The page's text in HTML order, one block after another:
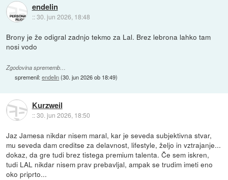
endelin
::30. jun 2026, 18:48
Brony je že odigral zadnjo tekmo za Lal. Brez lebrona lahko tam
nosi vodo
Zgodovina sprememb…
spremenil:endelin(30. jun 2026 ob 18:49)
Kurzweil
::30. jun 2026, 18:50
Jaz Jamesa nikdar nisem maral, kar je seveda subjektivna stvar,
mu seveda dam creditse za delavnost, lifestyle, željo in vztrajanje...
dokaz, da gre tudi brez tistega premium talenta. Če sem iskren,
tudi LAL nikdar nisem prav prebavljal, ampak se trudim imeti eno
oko priprto...